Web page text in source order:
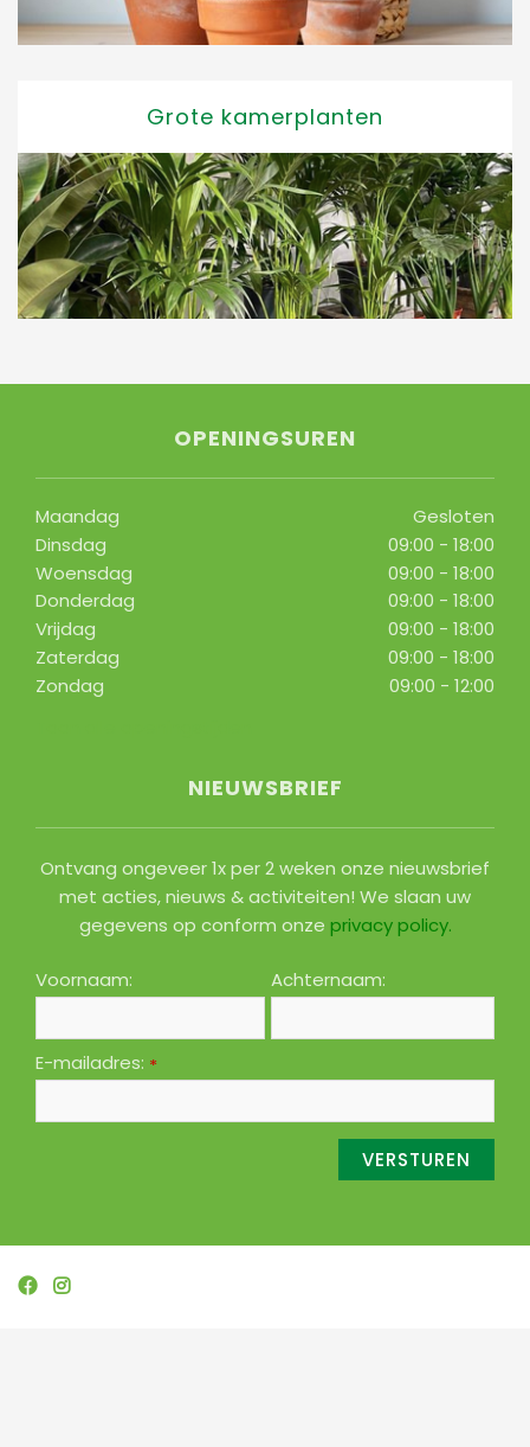
Grote kamerplanten
OPENINGSUREN
Maandag
Gesloten
Dinsdag
09:00 - 18:00
Woensdag
09:00 - 18:00
Donderdag
09:00 - 18:00
Vrijdag
09:00 - 18:00
Zaterdag
09:00 - 18:00
Zondag
09:00 - 12:00
NIEUWSBRIEF
Ontvang ongeveer 1x per 2 weken onze nieuwsbrief
met acties, nieuws & activiteiten! We slaan uw
gegevens op conform onze privacy policy.
Voornaam: Achternaam:
E-mailadres: *